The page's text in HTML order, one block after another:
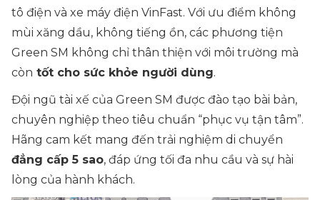
tô điện và xe máy điện VinFast. Với ưu điểm không
mùi xăng dầu, không tiếng ồn, các phương tiện
Green SM không chỉ thân thiện với môi trường mà
còn tốt cho sức khỏe người dùng.
Đội ngũ tài xế của Green SM được đào tạo bài bản,
chuyên nghiệp theo tiêu chuẩn “phục vụ tận tâm”.
Hãng cam kết mang đến trải nghiệm di chuyển
đẳng cấp 5 sao, đáp ứng tối đa nhu cầu và sự hài
lòng của hành khách.